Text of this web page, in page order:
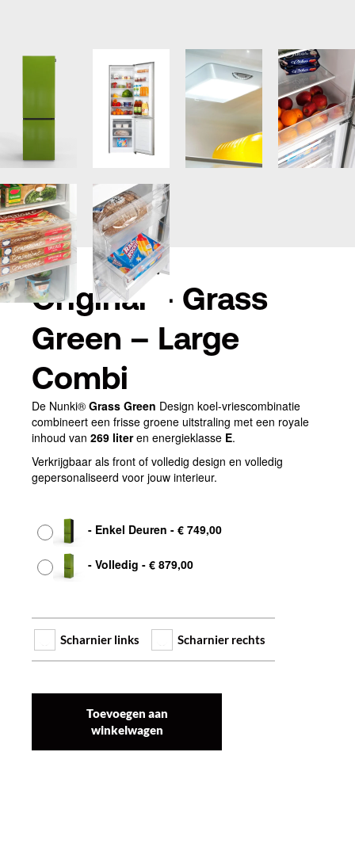
Original – Grass
Green – Large
Combi
De Nunki® Grass Green Design koel-vriescombinatie
combineert een frisse groene uitstraling met een royale
inhoud van 269 literen energieklasse E.
Verkrijgbaar als front of volledig design en volledig
gepersonaliseerd voor jouw interieur.
- Enkel Deuren - € 749,00
- Volledig - € 879,00
Scharnier links Scharnier rechts
Toevoegen aan
winkelwagen